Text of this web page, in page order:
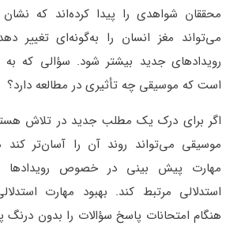
محققان شواهدی را پیدا کرده‌اند که
می‌تواند مغز انسان را به‌گونه‌ای تغییر
رویدادهای جدید بیشتر شود. سؤالی که
است که موسیقی چه تأثیری در مطالعه دارد؟
اگر برای درک یک مطلب جدید در تلاش
موسیقی می‌تواند روند آن را آسان‌تر کند
مهارت پیش بینی در خصوص رویدادها
استدلالی مرتبط کند. بهبود مهارت
هنگام امتحانات پاسخ سؤالات را بدون درنگ